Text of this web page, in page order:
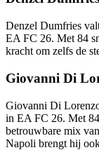
Denzel Dumfries
EA FC 26. Met 84
kracht om zelfs de
Giovanni Di
Giovanni Di
in EA FC 26. Met
betrouwbare mix
Napoli brengt hij